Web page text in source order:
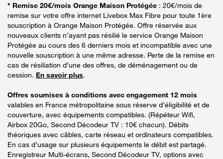
* Remise 20€/mois Orange Maison Protégée : 20€/mois de
remise sur votre offre internet Livebox Max Fibre pour toute 1ère
souscription à Orange Maison Protégée. Offre réservée aux
nouveaux clients n’ayant pas résilié le service Orange Maison
Protégée au cours des 6 derniers mois et incompatible avec une
nouvelle souscription à une même adresse. Perte de la remise en
cas de résiliation d’une des offres, de déménagement ou de
cession. En savoir plus.
Offres soumises à conditions avec engagement 12 mois
valables en France métropolitaine sous réserve d’éligibilité et de
couverture, avec équipements compatibles. (Répéteur Wifi,
Airbox 20Go, Second Décodeur TV : 10€ chacun). Débits
théoriques avec câbles, carte réseau et ordinateurs compatibles.
En cas d’usage sur plusieurs équipements le débit est partagé.
Enregistreur Multi-écrans, Second Décodeur TV, options avec